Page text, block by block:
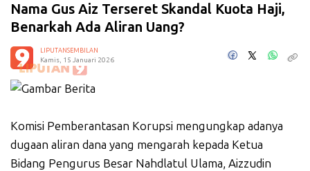
Nama Gus Aiz Terseret Skandal Kuota Haji,
Benarkah Ada Aliran Uang?
LIPUTANSEMBILAN
Kamis, 15 Januari 2026
Komisi Pemberantasan Korupsi mengungkap adanya
dugaan aliran dana yang mengarah kepada Ketua
Bidang Pengurus Besar Nahdlatul Ulama, Aizzudin